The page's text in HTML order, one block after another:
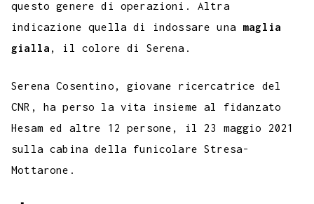
questo genere di operazioni. Altra
indicazione quella di indossare una maglia
gialla , il colore di Serena.
Serena Cosentino, giovane ricercatrice del
CNR, ha perso la vita insieme al fidanzato
Hesam ed altre 12 persone, il 23 maggio 2021
sulla cabina della funicolare Stresa-
Mottarone.